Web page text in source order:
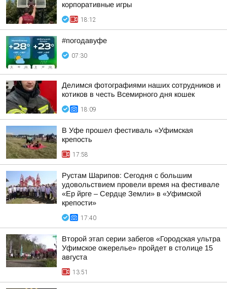
корпоративные игры
18:12
#погодавуфе
07:30
Делимся фотографиями наших сотрудников и
котиков в честь Всемирного дня кошек
18:09
В Уфе прошел фестиваль «Уфимская
крепость
17:58
Рустам Шарипов: Сегодня с большим
удовольствием провели время на фестивале
«Ер йрге – Сердце Земли» в «Уфимской
крепости»
17:40
Второй этап серии забегов «Городская ультра
Уфимское ожерелье» пройдет в столице 15
августа
13:51